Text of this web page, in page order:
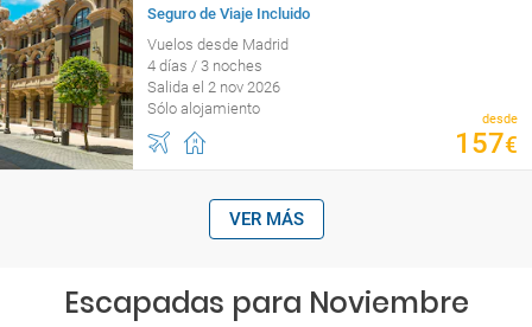
Seguro de Viaje Incluido
Vuelos desde Madrid
4 días / 3 noches
Salida el 2 nov 2026
Sólo alojamiento
desde
157€
VER MÁS
Escapadas para Noviembre